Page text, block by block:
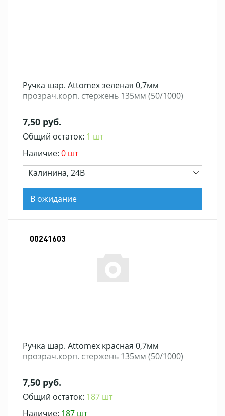
Ручка шар. Attomex зеленая 0,7мм
прозрач.корп. стержень 135мм (50/1000)
7,50 руб.
Общий остаток: 1 шт
Наличие: 0 шт
Калинина, 24В
В ожидание
00241603
Ручка шар. Attomex красная 0,7мм
прозрач.корп. стержень 135мм (50/1000)
7,50 руб.
Общий остаток: 187 шт
Наличие: 187 шт